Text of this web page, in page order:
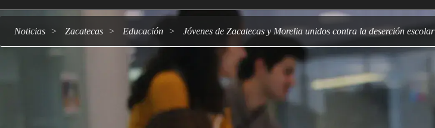
Noticias Zacatecas Educación Jóvenes de Zacatecas y Morelia unidos contra la deserción escolar